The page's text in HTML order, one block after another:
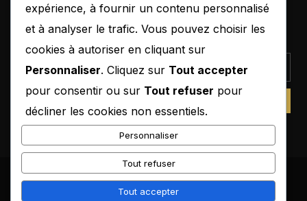
NEWSLETTER
CGU Confidentialité
expérience, à fournir un contenu personnalisé
et à analyser le trafic. Vous pouvez choisir les
cookies à autoriser en cliquant sur
Personnaliser. Cliquez sur Tout accepter
pour consentir ou sur Tout refuser pour
décliner les cookies non essentiels.
Personnaliser
Tout refuser
Tout accepter